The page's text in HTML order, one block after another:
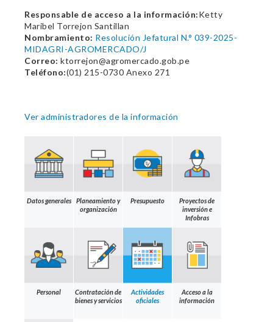
Responsable de acceso a la información:Ketty
Maribel Torrejon Santillan
Nombramiento: Resolución Jefatural N.° 039-2025-
MIDAGRI-AGROMERCADO/J
Correo: ktorrejon@agromercado.gob.pe
Teléfono:(01) 215-0730 Anexo 271
Ver administradores de la información
Datos generales
Planeamiento y
organización
Presupuesto
Proyectos de
inversión e
Infobras
Personal
Contratación de
bienes y servicios
Actividades
oficiales
Acceso a la
información